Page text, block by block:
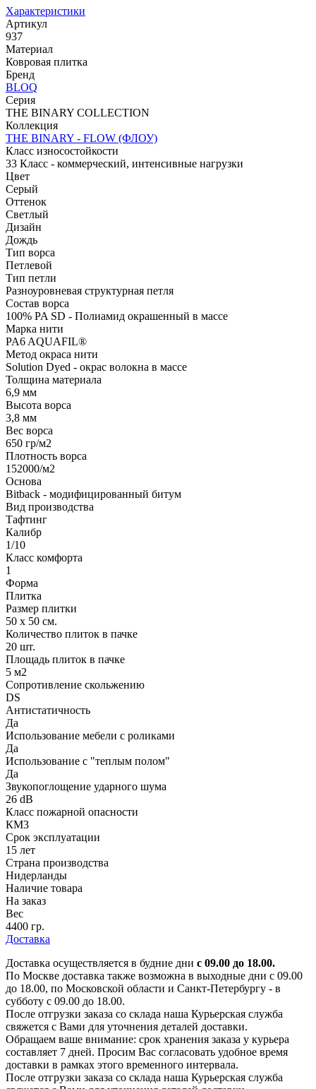
Характеристики
Артикул
937
Материал
Ковровая плитка
Бренд
BLOQ
Серия
THE BINARY COLLECTION
Коллекция
THE BINARY - FLOW (ФЛОУ)
Класс износостойкости
33 Класс - коммерческий, интенсивные нагрузки
Цвет
Серый
Оттенок
Светлый
Дизайн
Дождь
Тип ворса
Петлевой
Тип петли
Разноуровневая структурная петля
Состав ворса
100% PA SD - Полиамид окрашенный в массе
Марка нити
PA6 AQUAFIL®
Метод окраса нити
Solution Dyed - окрас волокна в массе
Толщина материала
6,9 мм
Высота ворса
3,8 мм
Вес ворса
650 гр/м2
Плотность ворса
152000/м2
Основа
Bitback - модифицированный битум
Вид производства
Тафтинг
Калибр
1/10
Класс комфорта
1
Форма
Плитка
Размер плитки
50 х 50 см.
Количество плиток в пачке
20 шт.
Площадь плиток в пачке
5 м2
Сопротивление скольжению
DS
Антистатичность
Да
Использование мебели с роликами
Да
Использование с "теплым полом"
Да
Звукопоглощение ударного шума
26 dB
Класс пожарной опасности
КМ3
Срок эксплуатации
15 лет
Страна производства
Нидерланды
Наличие товара
На заказ
Вес
4400 гр.
Доставка
Доставка осуществляется в будние дни с 09.00 до 18.00.
По Москве доставка также возможна в выходные дни с 09.00
до 18.00, по Московской области и Санкт-Петербургу - в
субботу с 09.00 до 18.00.
После отгрузки заказа со склада наша Курьерская служба
свяжется с Вами для уточнения деталей доставки.
Обращаем ваше внимание: срок хранения заказа у курьера
составляет 7 дней. Просим Вас согласовать удобное время
доставки в рамках этого временного интервала.
После отгрузки заказа со склада наша Курьерская служба